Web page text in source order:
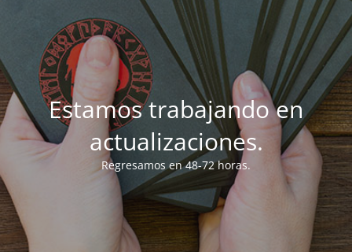
Estamos trabajando en
actualizaciones.
Regresamos en 48-72 horas.